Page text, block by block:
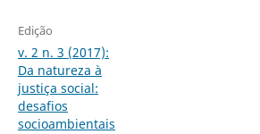
Edição
v. 2 n. 3 (2017):
Da natureza à
justiça social:
desafios
socioambientais